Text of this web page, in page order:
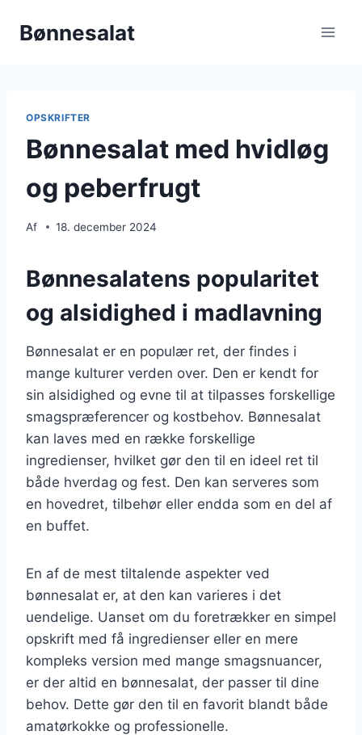
Bønnesalat
OPSKRIFTER
Bønnesalat med hvidløg
og peberfrugt
Af 18. december 2024
Bønnesalatens popularitet
og alsidighed i madlavning
Bønnesalat er en populær ret, der findes i
mange kulturer verden over. Den er kendt for
sin alsidighed og evne til at tilpasses forskellige
smagspræferencer og kostbehov. Bønnesalat
kan laves med en række forskellige
ingredienser, hvilket gør den til en ideel ret til
både hverdag og fest. Den kan serveres som
en hovedret, tilbehør eller endda som en del af
en buffet.
En af de mest tiltalende aspekter ved
bønnesalat er, at den kan varieres i det
uendelige. Uanset om du foretrækker en simpel
opskrift med få ingredienser eller en mere
kompleks version med mange smagsnuancer,
er der altid en bønnesalat, der passer til dine
behov. Dette gør den til en favorit blandt både
amatørkokke og professionelle.